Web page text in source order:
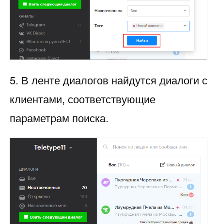
5. В ленте диалогов найдутся диалоги с
клиентами, соответствующие
параметрам поиска.